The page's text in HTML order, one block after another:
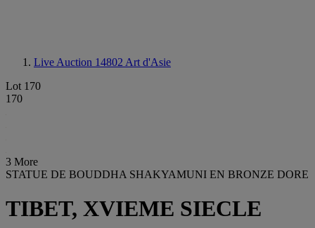
Live Auction 14802 Art d'Asie
Lot 170
170
3 More
STATUE DE BOUDDHA SHAKYAMUNI EN BRONZE DORE
TIBET, XVIEME SIECLE